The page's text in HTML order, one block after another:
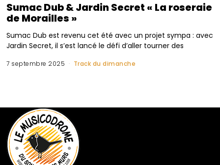
Sumac Dub & Jardin Secret « La roseraie
de Morailles »
Sumac Dub est revenu cet été avec un projet sympa : avec
Jardin Secret, il s’est lancé le défi d’aller tourner des
7 septembre 2025 Track du dimanche